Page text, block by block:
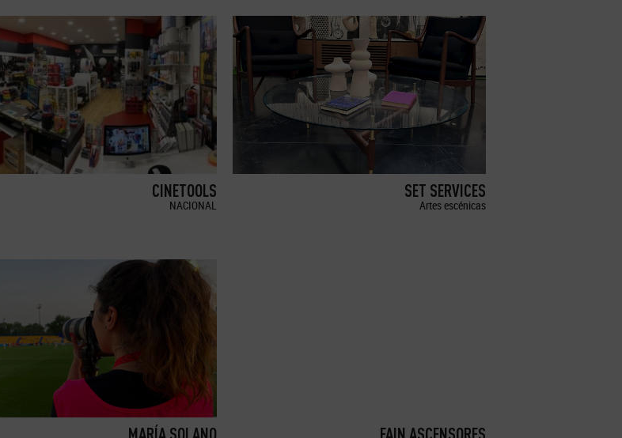
CINETOOLS
NACIONAL
SET SERVICES
Artes escénicas
MARÍA SOLANO FAIN ASCENSORES